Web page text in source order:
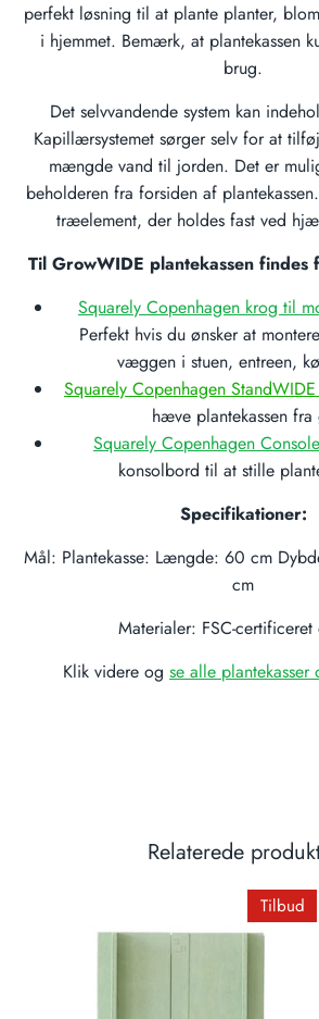
perfekt løsning til at plante planter,
i hjemmet. Bemærk, at plantekassen
brug.
Det selvvandende system kan
Kapillærsystemet sørger selv for at
mængde vand til jorden. Det er
beholderen fra forsiden af
træelement, der holdes fast ved
Til GrowWIDE plantekassen findes
Squarely Copenhagen krog til
Perfekt hvis du ønsker at
væggen i stuen, entreen,
Squarely Copenhagen StandWIDE
hæve plantekassen fra
Squarely Copenhagen
konsolbord til at stille
Specifikationer:
Mål: Plantekasse: Længde: 60 cm
cm
Materialer: FSC-
Klik videre og se alle
Relaterede
Tilbud